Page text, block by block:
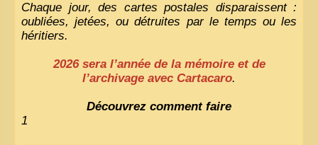
Chaque jour, des cartes postales disparaissent :
oubliées, jetées, ou détruites par le temps ou les
héritiers.
2026 sera l’année de la mémoire et de
l’archivage avec Cartacaro.
Découvrez comment faire
1